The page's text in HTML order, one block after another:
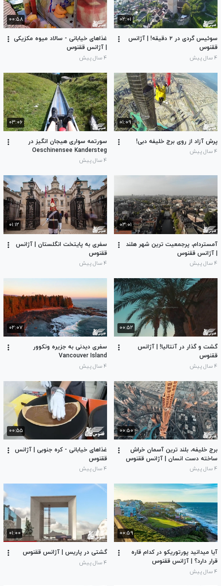
۰۲:۰۱
سوئیس گردی در ۲ دقیقه! | آژانس
ققنوس
۴ سال پیش
۰۰:۵۸
غذاهای خیابانی - سالاد میوه مکزیکی
| آژانس ققنوس
۴ سال پیش
۰۱:۰۹
پرش آزاد از روی برج خلیفه دبی!
۴ سال پیش
۰۳:۰۶
سورتمه سواری هیجان انگیز در
Oeschinensee Kandersteg
سوئیس
۴ سال پیش
۰۳:۰۱
آمستردام، پرجمعیت ترین شهر هلند
| آژانس ققنوس
۴ سال پیش
۰۱:۱۲
سفری به پایتخت انگلستان | آژانس
ققنوس
۴ سال پیش
۰۰:۵۲
گشت و گذار در آنتالیا! | آژانس
ققنوس
۴ سال پیش
۰۲:۰۷
سفری دیدنی به جزیره ونکوور
Vancouver Island
۴ سال پیش
۰۰:۵۰
برج خلیفه، بلند ترین آسمان خراش
ساخته دست انسان | آژانس ققنوس
۴ سال پیش
۰۰:۵۵
غذاهای خیابانی - کره جنوبی | آژانس
ققنوس
۴ سال پیش
۰۰:۵۹
آیا میدانید پورتوریکو در کدام قاره
قرار دارد؟ | آژانس ققنوس
۴ سال پیش
۰۱:۰۰
گشتی در پاریس | آژانس ققنوس
۴ سال پیش